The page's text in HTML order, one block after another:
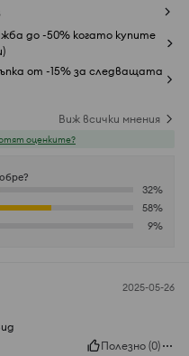
до -50% когато купите
от -15% за следващата
Виж всички мнения
оценките?
32%
58%
9%
2025-05-26
Полезно (0)